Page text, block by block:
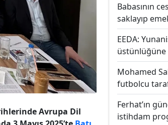
Avrupa Dil
Babasının
saklayıp
EEDA:
Mohamed
futbolcu
Ferhat’ın
istihdam